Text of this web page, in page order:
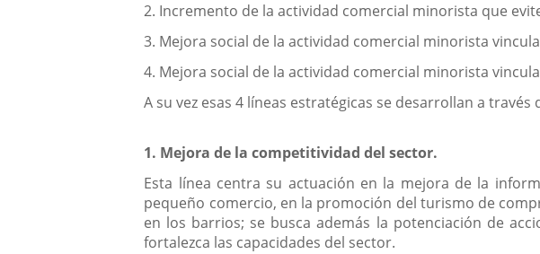
2. Incremento de la actividad comercial minorista que
3. Mejora social de la actividad comercial minorista
4. Mejora social de la actividad comercial minorista
A su vez esas 4 líneas estratégicas se desarrollan a
1. Mejora de la competitividad del sector.
Esta línea centra su actuación en la mejora de la
pequeño comercio, en la promoción del turismo de
en los barrios; se busca además la potenciación de
fortalezca las capacidades del sector.